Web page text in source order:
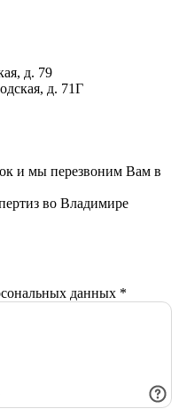
д. 79
д. 71Г
и мы перезвоним Вам в
во Владимире
данных *